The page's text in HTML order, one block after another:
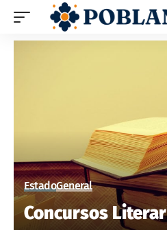
EstadoGeneral
Concursos